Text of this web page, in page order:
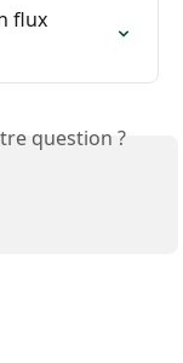
flux
question ?